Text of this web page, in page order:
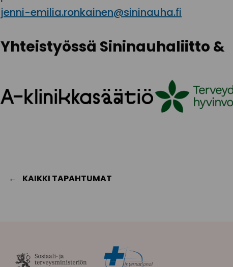
jenni-emilia.ronkainen@sininauha.fi
Yhteistyössä Sininauhaliitto &
KAIKKI TAPAHTUMAT